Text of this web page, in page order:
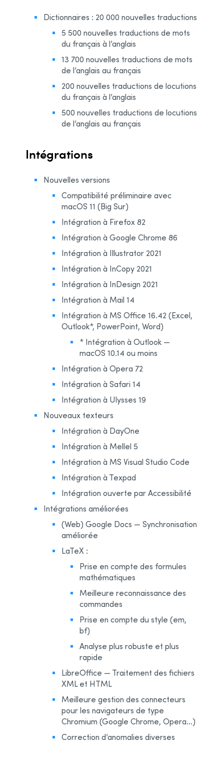
Dictionnaires : 20 000 nouvelles traductions
5 500 nouvelles traductions de mots
du français à l’anglais
13 700 nouvelles traductions de mots
de l’anglais au français
200 nouvelles traductions de locutions
du français à l’anglais
500 nouvelles traductions de locutions
de l’anglais au français
Intégrations
Nouvelles versions
Compatibilité préliminaire avec
macOS 11 (Big Sur)
Intégration à Firefox 82
Intégration à Google Chrome 86
Intégration à Illustrator 2021
Intégration à InCopy 2021
Intégration à InDesign 2021
Intégration à Mail 14
Intégration à MS Office 16.42 (Excel,
Outlook*, PowerPoint, Word)
* Intégration à Outlook —
macOS 10.14 ou moins
Intégration à Opera 72
Intégration à Safari 14
Intégration à Ulysses 19
Nouveaux texteurs
Intégration à DayOne
Intégration à Mellel 5
Intégration à MS Visual Studio Code
Intégration à Texpad
Intégration ouverte par Accessibilité
Intégrations améliorées
(Web) Google Docs — Synchronisation
améliorée
LaTeX :
Prise en compte des formules
mathématiques
Meilleure reconnaissance des
commandes
Prise en compte du style (em,
bf)
Analyse plus robuste et plus
rapide
LibreOffice — Traitement des fichiers
XML et HTML
Meilleure gestion des connecteurs
pour les navigateurs de type
Chromium (Google Chrome, Opera…)
Correction d’anomalies diverses